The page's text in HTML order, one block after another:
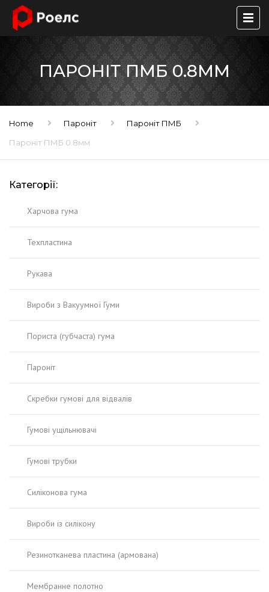
ПАРОНІТ ПМБ 0.8ММ
Home Пароніт
Пароніт ПМБ
Пароніт ПМБ 0.8мм
Категорії:
Харчова гума
Техпластина
Рукава
Вироби з Вакуумної Гуми
Пориста (губчаста) гума
Пароніт
Скребки гумові для відвалів
Гумові ущільнювачі
Гумові трубки
Силіконова гума
Вироби із силікону
Резинотканева пластина (армована)
Мембранне полотно